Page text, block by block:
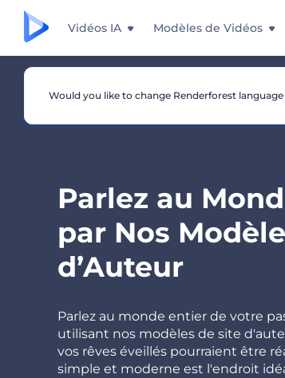
Vidéos IA Modèles de Vidéos
Parlez au
par Nos
d’Auteur
Parlez au monde entier de votre
utilisant nos modèles de site
vos rêves éveillés pourraient être
simple et moderne est l'endroit
Would you like to change Renderforest language